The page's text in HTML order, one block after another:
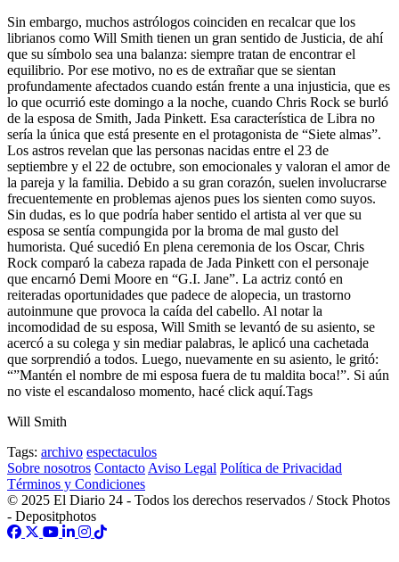
Sin embargo, muchos astrólogos coinciden en recalcar que los
librianos como Will Smith tienen un gran sentido de Justicia, de ahí
que su símbolo sea una balanza: siempre tratan de encontrar el
equilibrio. Por ese motivo, no es de extrañar que se sientan
profundamente afectados cuando están frente a una injusticia, que es
lo que ocurrió este domingo a la noche, cuando Chris Rock se burló
de la esposa de Smith, Jada Pinkett. Esa característica de Libra no
sería la única que está presente en el protagonista de “Siete almas”.
Los astros revelan que las personas nacidas entre el 23 de
septiembre y el 22 de octubre, son emocionales y valoran el amor de
la pareja y la familia. Debido a su gran corazón, suelen involucrarse
frecuentemente en problemas ajenos pues los sienten como suyos.
Sin dudas, es lo que podría haber sentido el artista al ver que su
esposa se sentía compungida por la broma de mal gusto del
humorista. Qué sucedió En plena ceremonia de los Oscar, Chris
Rock comparó la cabeza rapada de Jada Pinkett con el personaje
que encarnó Demi Moore en “G.I. Jane”. La actriz contó en
reiteradas oportunidades que padece de alopecia, un trastorno
autoinmune que provoca la caída del cabello. Al notar la
incomodidad de su esposa, Will Smith se levantó de su asiento, se
acercó a su colega y sin mediar palabras, le aplicó una cachetada
que sorprendió a todos. Luego, nuevamente en su asiento, le gritó:
“”Mantén el nombre de mi esposa fuera de tu maldita boca!”. Si aún
no viste el escandaloso momento, hacé click aquí.Tags
Will Smith
Tags: archivo espectaculos
Sobre nosotros Contacto Aviso Legal Política de Privacidad
Términos y Condiciones
© 2025 El Diario 24 - Todos los derechos reservados / Stock Photos
- Depositphotos